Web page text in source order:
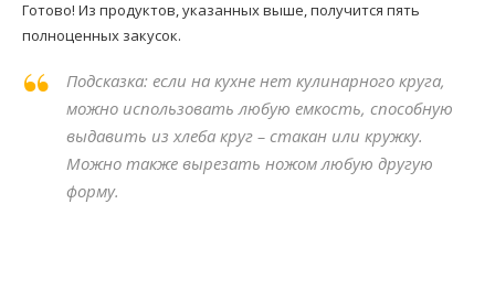
Готово! Из продуктов, указанных выше, получится пять
полноценных закусок.
Подсказка: если на кухне нет кулинарного круга,
можно использовать любую емкость, способную
выдавить из хлеба круг – стакан или кружку.
Можно также вырезать ножом любую другую
форму.